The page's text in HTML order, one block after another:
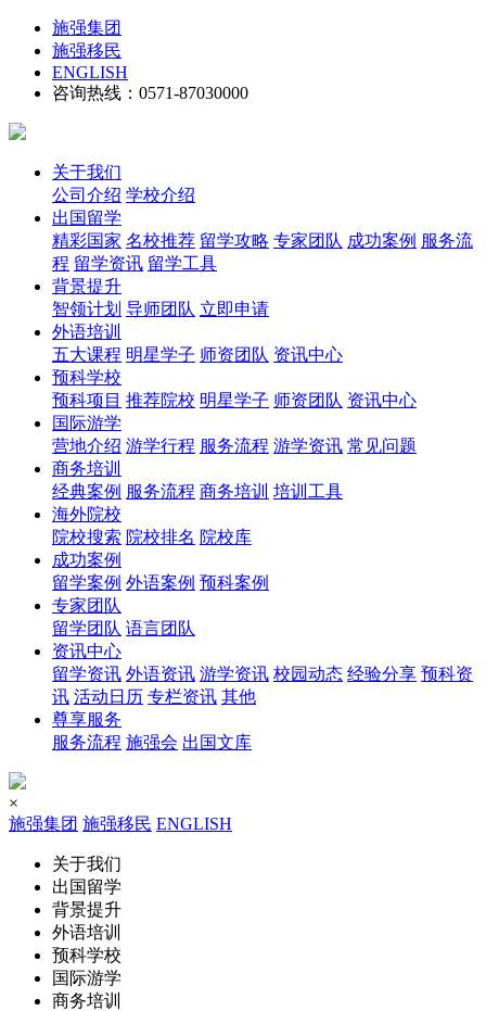
施强集团
施强移民
ENGLISH
咨询热线：0571-87030000
关于我们
公司介绍 学校介绍
出国留学
精彩国家 名校推荐 留学攻略 专家团队 成功案例 服务流
程 留学资讯 留学工具
背景提升
智领计划 导师团队 立即申请
外语培训
五大课程 明星学子 师资团队 资讯中心
预科学校
预科项目 推荐院校 明星学子 师资团队 资讯中心
国际游学
营地介绍 游学行程 服务流程 游学资讯 常见问题
商务培训
经典案例 服务流程 商务培训 培训工具
海外院校
院校搜索 院校排名 院校库
成功案例
留学案例 外语案例 预科案例
专家团队
留学团队 语言团队
资讯中心
留学资讯 外语资讯 游学资讯 校园动态 经验分享 预科资
讯 活动日历 专栏资讯 其他
尊享服务
服务流程 施强会 出国文库
×
施强集团 施强移民 ENGLISH
关于我们
出国留学
背景提升
外语培训
预科学校
国际游学
商务培训